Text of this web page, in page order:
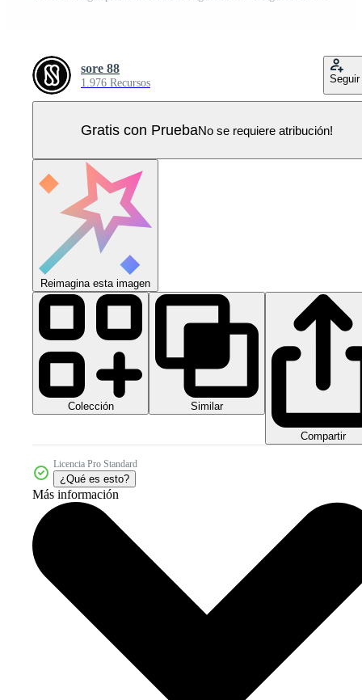
sore 88
1.976 Recursos Seguir
Gratis con PruebaNo se requiere atribución!
Reimagina esta imagen
Colección Similar
Compartir
Licencia Pro Standard
¿Qué es esto?
Más información